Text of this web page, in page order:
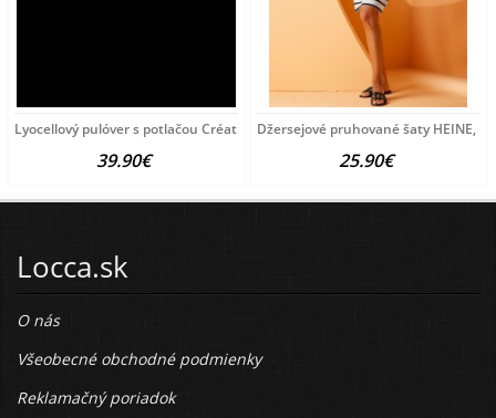
Lyocellový pulóver s potlačou Création
39.90€
Džersejové pruhované šaty HEINE,
25.90€
Locca.sk
O nás
Všeobecné obchodné podmienky
Reklamačný poriadok